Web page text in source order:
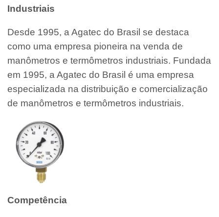
Industriais
Desde 1995, a Agatec do Brasil se destaca
como uma empresa pioneira na venda de
manômetros e termômetros industriais. Fundada
em 1995, a Agatec do Brasil é uma empresa
especializada na distribuição e comercialização
de manômetros e termômetros industriais.
Competência